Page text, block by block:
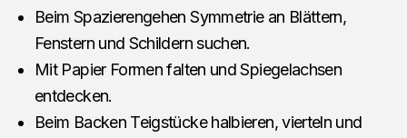
Beim Spazierengehen Symmetrie an Blättern,
Fenstern und Schildern suchen.
Mit Papier Formen falten und Spiegelachsen
entdecken.
Beim Backen Teigstücke halbieren, vierteln und